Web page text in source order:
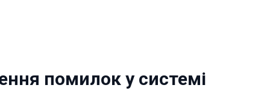
помилок у системі